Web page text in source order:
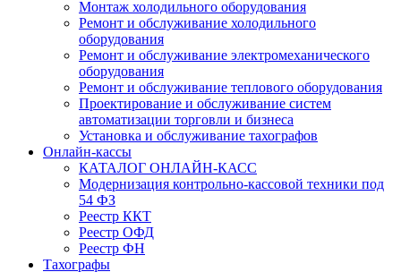
Монтаж холодильного оборудования
Ремонт и обслуживание холодильного
оборудования
Ремонт и обслуживание электромеханического
оборудования
Ремонт и обслуживание теплового оборудования
Проектирование и обслуживание систем
автоматизации торговли и бизнеса
Установка и обслуживание тахографов
Онлайн-кассы
КАТАЛОГ ОНЛАЙН-КАСС
Модернизация контрольно-кассовой техники под
54 ФЗ
Реестр ККТ
Реестр ОФД
Реестр ФН
Тахографы